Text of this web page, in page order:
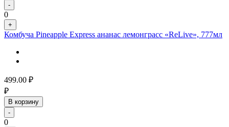
-
0
+
Комбуча Pineapple Express ананас лемонграсс «ReLive», 777мл
499.00 ₽
₽
В корзину
-
0